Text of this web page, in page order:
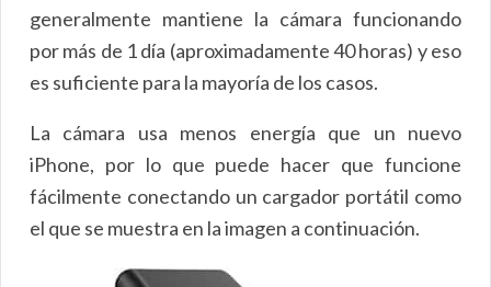
generalmente mantiene la cámara funcionando
por más de 1 día (aproximadamente 40 horas) y eso
es suficiente para la mayoría de los casos.
La cámara usa menos energía que un nuevo
iPhone, por lo que puede hacer que funcione
fácilmente conectando un cargador portátil como
el que se muestra en la imagen a continuación.